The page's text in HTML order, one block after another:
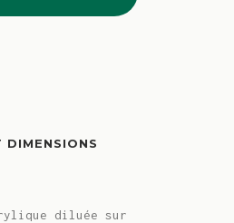
DIMENSIONS
diluée sur